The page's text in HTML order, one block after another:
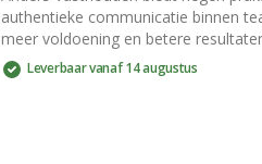
authentieke communicatie binnen
meer voldoening en betere
Leverbaar vanaf 14 augustus